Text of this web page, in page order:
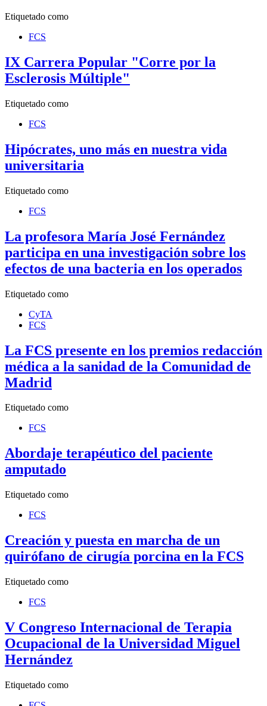
Etiquetado como
FCS
IX Carrera Popular "Corre por la
Esclerosis Múltiple"
Etiquetado como
FCS
Hipócrates, uno más en nuestra vida
universitaria
Etiquetado como
FCS
La profesora María José Fernández
participa en una investigación sobre los
efectos de una bacteria en los operados
Etiquetado como
CyTA
FCS
La FCS presente en los premios redacción
médica a la sanidad de la Comunidad de
Madrid
Etiquetado como
FCS
Abordaje terapéutico del paciente
amputado
Etiquetado como
FCS
Creación y puesta en marcha de un
quirófano de cirugía porcina en la FCS
Etiquetado como
FCS
V Congreso Internacional de Terapia
Ocupacional de la Universidad Miguel
Hernández
Etiquetado como